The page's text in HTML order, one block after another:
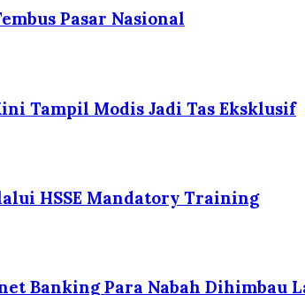
Pasar Nasional
Tampil Modis Jadi Tas Eksklusif
HSSE Mandatory Training
Banking Para Nabah Dihimbau